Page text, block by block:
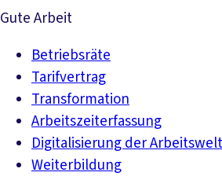
Gute Arbeit
Betriebsräte
Tarifvertrag
Transformation
Arbeitszeiterfassung
Digitalisierung der Arbeitswelt
Weiterbildung